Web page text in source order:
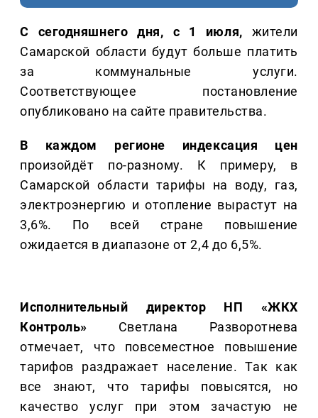
С сегодняшнего дня, с 1 июля, жители
Самарской области будут больше платить
за коммунальные услуги.
Соответствующее постановление
опубликовано на сайте правительства.
В каждом регионе индексация цен
произойдёт по-разному. К примеру, в
Самарской области тарифы на воду, газ,
электроэнергию и отопление вырастут на
3,6%. По всей стране повышение
ожидается в диапазоне от 2,4 до 6,5%.
Исполнительный директор НП «ЖКХ
Контроль» Светлана Разворотнева
отмечает, что повсеместное повышение
тарифов раздражает население. Так как
все знают, что тарифы повысятся, но
качество услуг при этом зачастую не